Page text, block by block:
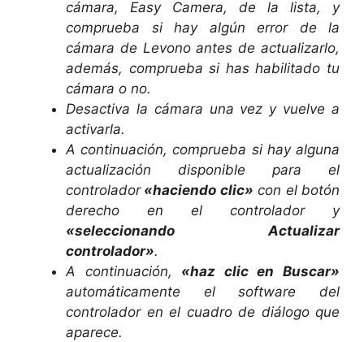
cámara, Easy Camera, de la lista, y
comprueba si hay algún error de la
cámara de Levono antes de actualizarlo,
además, comprueba si has habilitado tu
cámara o no.
Desactiva la cámara una vez y vuelve a
activarla.
A continuación, comprueba si hay alguna
actualización disponible para el
controlador«haciendo clic» con el botón
derecho en el controlador y
«seleccionando Actualizar
controlador».
A continuación, «haz clic en Buscar»
automáticamente el software del
controlador en el cuadro de diálogo que
aparece.